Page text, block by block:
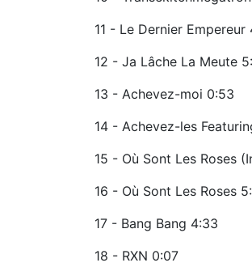
11 - Le Dernier Empereur
12 - Ja Lâche La Meute
13 - Achevez-moi 0:53
14 - Achevez-les
15 - Où Sont Les Roses
16 - Où Sont Les Roses
17 - Bang Bang 4:33
18 - RXN 0:07